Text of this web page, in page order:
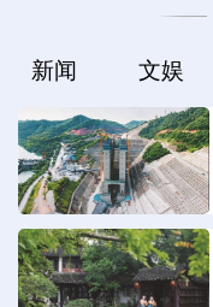
新闻 文娱